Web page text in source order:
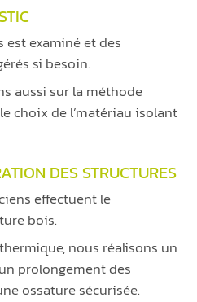
est examiné et des
si besoin.
aussi sur la méthode
choix de l’matériau isolant
DES STRUCTURES
effectuent le
bois.
nous réalisons un
prolongement des
ossature sécurisée.